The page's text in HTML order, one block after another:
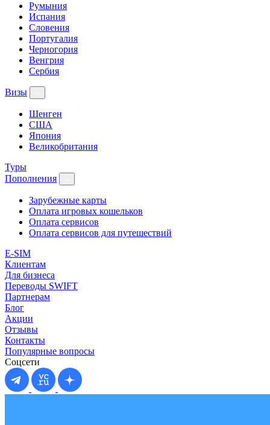
Румыния
Испания
Словения
Португалия
Черногория
Венгрия
Сербия
Визы
Шенген
США
Япония
Великобритания
Туры
Пополнения
Зарубежные карты
Оплата игровых кошельков
Оплата сервисов
Оплата сервисов для путешествий
E-SIM
Клиентам
Для бизнеса
Переводы SWIFT
Партнерам
Блог
Акции
Отзывы
Контакты
Популярные вопросы
Соцсети